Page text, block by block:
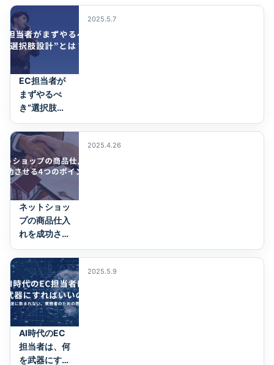
2025.5.7
EC担当者が
まずやるべ
き“選択肢設
計”とは？
──売上を上
げたい…
2025.4.26
ネットショッ
プの商品仕入
れを成功させ
る4つのポイ
ント
2025.5.9
AI時代のEC
担当者は、何
を武器にすれ